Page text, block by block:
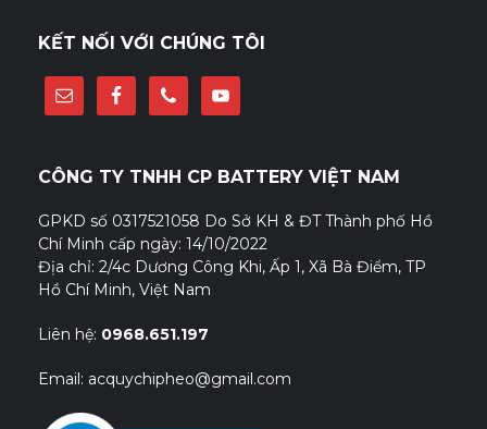
KẾT NỐI VỚI CHÚNG TÔI
CÔNG TY TNHH CP BATTERY VIỆT NAM
GPKD số 0317521058 Do Sở KH & ĐT Thành phố Hồ
Chí Minh cấp ngày: 14/10/2022
Địa chỉ: 2/4c Dương Công Khi, Ấp 1, Xã Bà Điểm, TP
Hồ Chí Minh, Việt Nam
Liên hệ: 0968.651.197
Email: acquychipheo@gmail.com